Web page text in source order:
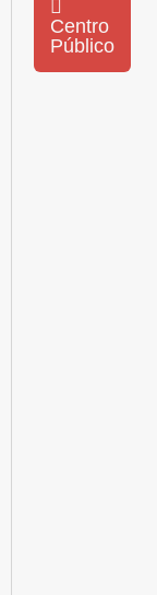
Centro
Público